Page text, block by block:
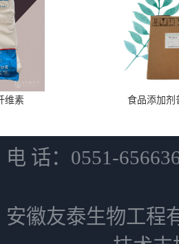
维素 食品添加剂
话：0551-
安徽友泰生物工程